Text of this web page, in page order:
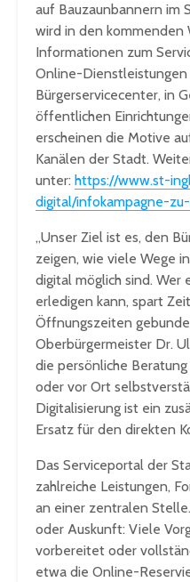
auf Bauzaunbannern im
wird in den
Informationen zum
Online-Dienstleistungen
Bürgerservicecenter, in
öffentlichen
erscheinen die Motive
Kanälen der Stadt.
unter: https://www.st-
digital/infokampagne-
„Unser Ziel ist es, den
zeigen, wie viele Wege
digital möglich sind. Wer
erledigen kann, spart
Öffnungszeiten
Oberbürgermeister Dr.
die persönliche
oder vor Ort
Digitalisierung ist ein
Ersatz für den direkten
Das Serviceportal der
zahlreiche Leistungen,
an einer zentralen
oder Auskunft: Viele
vorbereitet oder
etwa die Online-